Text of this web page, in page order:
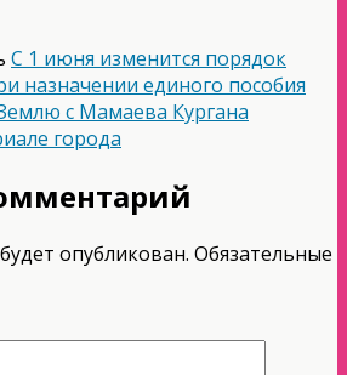
С 1 июня изменится порядок
назначении единого пособия
с Мамаева Кургана
города
опубликован. Обязательные